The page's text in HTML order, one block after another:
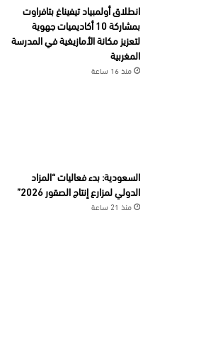
انطلاق أولمبياد تيفيناغ بتافراوت
بمشاركة 10 أكاديميات جهوية
لتعزيز مكانة الأمازيغية في المدرسة
المغربية
منذ 16 ساعة
السعودية: بدء فعاليات “المزاد
الدولي لمزارع إنتاج الصقور 2026”
منذ 21 ساعة